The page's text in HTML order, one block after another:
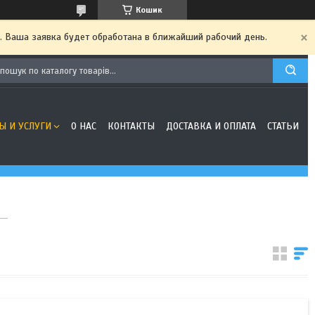
Кошик
заявка будет обработана в ближайший рабочий день.
И УСЛУГИ О НАС КОНТАКТЫ ДОСТАВКА И ОПЛАТА СТАТЬИ